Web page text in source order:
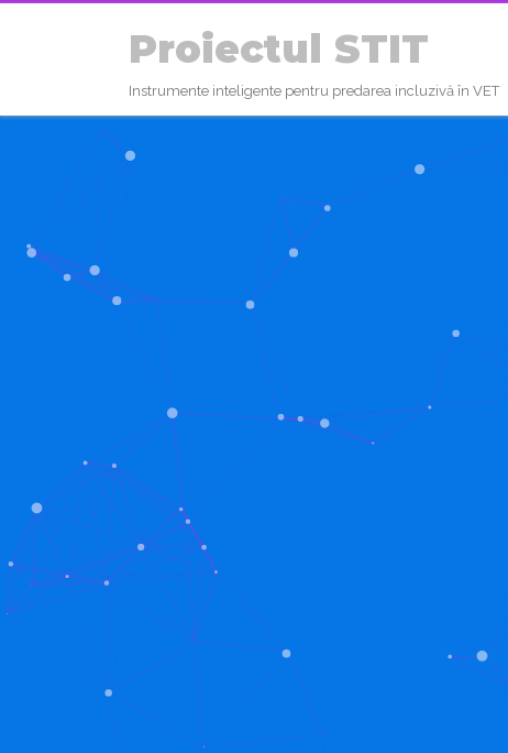
Proiectul STIT
Instrumente inteligente pentru predarea incluzivă în VET